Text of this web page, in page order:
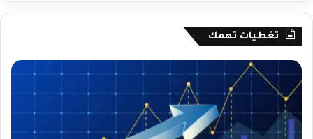
تغطيات تهمك